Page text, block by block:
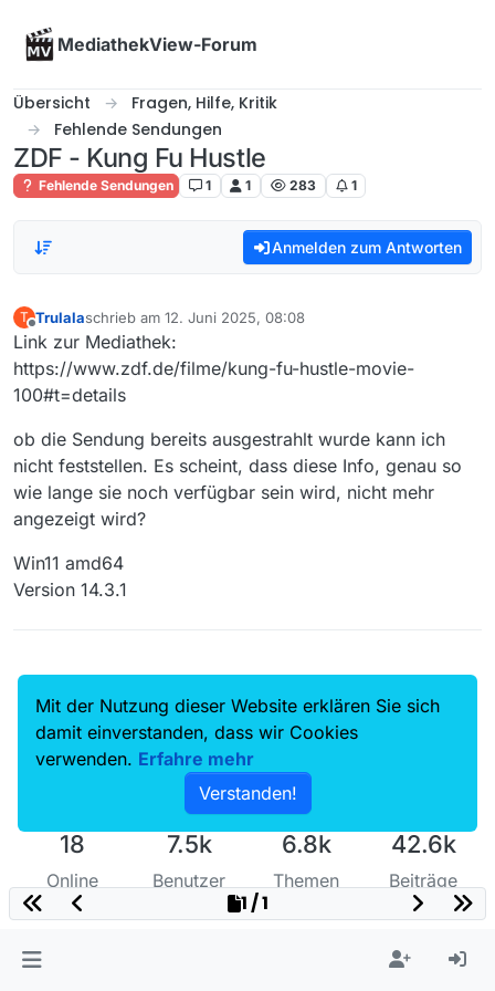
MediathekView-Forum
Übersicht
Fragen, Hilfe, Kritik
Fehlende Sendungen
ZDF - Kung Fu Hustle
Fehlende Sendungen 1 1 283 1
Anmelden zum Antworten
T
Offline
Trulalaschrieb am 12. Juni 2025, 08:08
zuletzt editiert von
Link zur Mediathek:
https://www.zdf.de/filme/kung-fu-hustle-movie-
100#t=details
ob die Sendung bereits ausgestrahlt wurde kann ich
nicht feststellen. Es scheint, dass diese Info, genau so
wie lange sie noch verfügbar sein wird, nicht mehr
angezeigt wird?
Win11 amd64
Version 14.3.1
18
Online
7.5k
Benutzer
6.8k
Themen
42.6k
Beiträge
1 / 1
Mit der Nutzung dieser Website erklären Sie sich
damit einverstanden, dass wir Cookies
verwenden. Erfahre mehr
Verstanden!